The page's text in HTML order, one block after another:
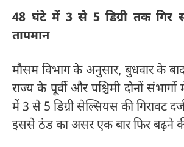
48 घंटे में 3 से 5 डिग्री तक गिर
तापमान
मौसम विभाग के अनुसार, बुधवार के
राज्य के पूर्वी और पश्चिमी दोनों
में 3 से 5 डिग्री सेल्सियस की गिरावट
इससे ठंड का असर एक बार फिर बढ़ने